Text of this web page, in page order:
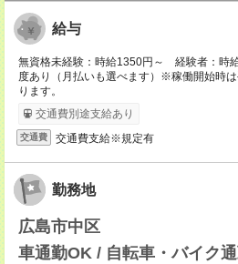
給与
無資格未経験：時給1350円～ 経験者：時
度あり（月払いも選べます）※稼働開始時
ります。
交通費別途支給あり
交通費 交通費支給※規定有
勤務地
広島市中区
車通勤OK / 自転車・バイク